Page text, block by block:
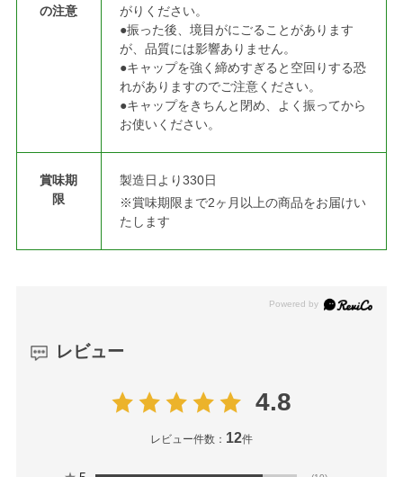
の注意
がりください。
●振った後、境目がにごることがあります
が、品質には影響ありません。
●キャップを強く締めすぎると空回りする恐
れがありますのでご注意ください。
●キャップをきちんと閉め、よく振ってから
お使いください。
賞味期
限
製造日より330日
※賞味期限まで2ヶ月以上の商品をお届けい
たします
レビュー
4.8
レビュー件数： 12件